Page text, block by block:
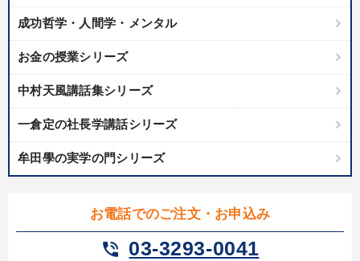
成功哲学・人間学・メンタル
お金の授業シリーズ
中村天風講話集シリーズ
一倉定の社長学講話シリーズ
牟田學の実学の門シリーズ
お電話でのご注文・お申込み
phone_in_talk 03-3293-0041